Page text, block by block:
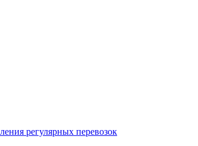
регулярных перевозок